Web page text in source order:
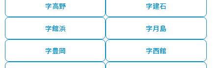
字高野 字建石
字館浜 字月島
字豊岡 字西館